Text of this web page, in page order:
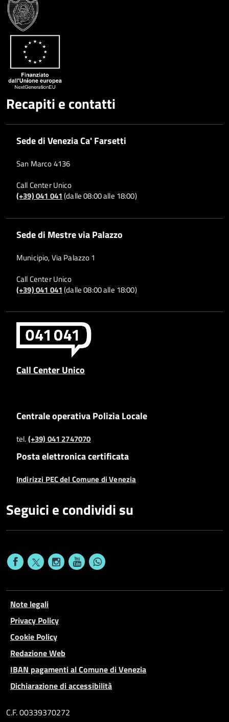
Recapiti e contatti
Sede di Venezia Ca' Farsetti
San Marco 4136
Call Center Unico
(+39) 041 041(dalle 08:00 alle 18:00)
Sede di Mestre via Palazzo
Municipio, Via Palazzo 1
Call Center Unico
(+39) 041 041(dalle 08:00 alle 18:00)
Call Center Unico
Centrale operativa Polizia Locale
tel.(+39) 041 2747070
Posta elettronica certificata
Indirizzi PEC del Comune di Venezia
Seguici e condividi su
Note legali
Privacy Policy
Cookie Policy
Redazione Web
IBAN pagamenti al Comune di Venezia
Dichiarazione di accessibilità
C.F. 00339370272